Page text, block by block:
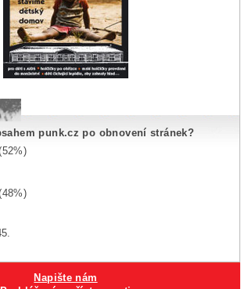
punk.cz po obnovení stránek?
Napište nám